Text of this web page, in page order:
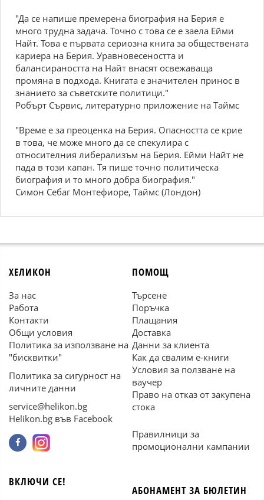
"Да се напише премерена биография на Берия е
много трудна задача. Точно с това се е заела Ейми
Найт. Това е първата сериозна книга за обществената
кариера на Берия. Уравновесеността и
балансираността на Найт внасят освежаваща
промяна в подхода. Книгата е значителен принос в
знанието за съветските политици."
Робърт Сървис, литературно приложение на Таймс
"Време е за преоценка на Берия. Опасността се крие
в това, че може много да се спекулира с
относителния либерализъм на Берия. Ейми Найт не
пада в този капан. Тя пише точно политическа
биография и то много добра биография."
Симон Себаг Монтефиоре, Таймс (Лондон)
ХЕЛИКОН
За нас
Работа
Контакти
Общи условия
Политика за използване на
"бисквитки"
Политика за сигурност на
личните данни
service@helikon.bg
Helikon.bg във Facebook
ПОМОЩ
Търсене
Поръчка
Плащания
Доставка
Данни за клиента
Как да свалим е-книги
Условия за ползване на
ваучер
Право на отказ от закупена
стока
Правилници за
промоционални кампании
ВКЛЮЧИ СЕ!
АБОНАМЕНТ ЗА БЮЛЕТИН